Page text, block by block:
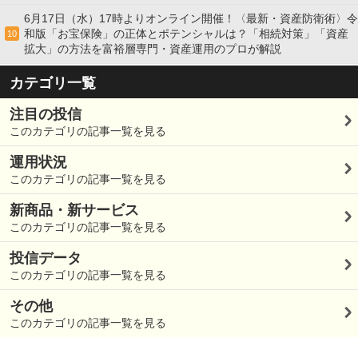
10
6月17日（水）17時よりオンライン開催！〈最新・資産防衛術〉令
和版「お宝保険」の正体とポテンシャルは？「相続対策」「資産
拡大」の方法を富裕層専門・資産運用のプロが解説
カテゴリ一覧
注目の投信
このカテゴリの記事一覧を見る
運用状況
このカテゴリの記事一覧を見る
新商品・新サービス
このカテゴリの記事一覧を見る
投信データ
このカテゴリの記事一覧を見る
その他
このカテゴリの記事一覧を見る